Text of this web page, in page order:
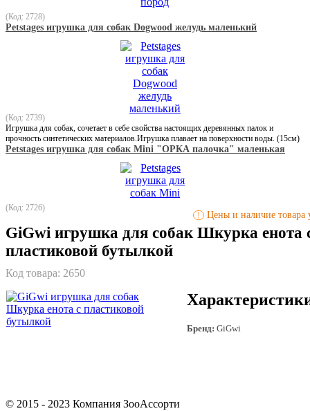
(Код: 2728)
Petstages игрушка для собак Dogwood желудь маленький
(Код: 2739)
Игрушка для собак, сочетает в себе свойства настоящих деревянных палок и
прочность синтетических материалов.Игрушка плавает на поверхности воды. (15см)
Petstages игрушка для собак Mini "ОРКА палочка" маленькая
(Код: 2726)
! Цены и наличие товара
GiGwi игрушка для собак Шкурка енота
пластиковой бутылкой
Код товара: 2650
Бренд: GiGwi
© 2015 - 2023 Компания ЗооАссорти